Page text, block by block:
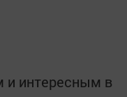
интересным в